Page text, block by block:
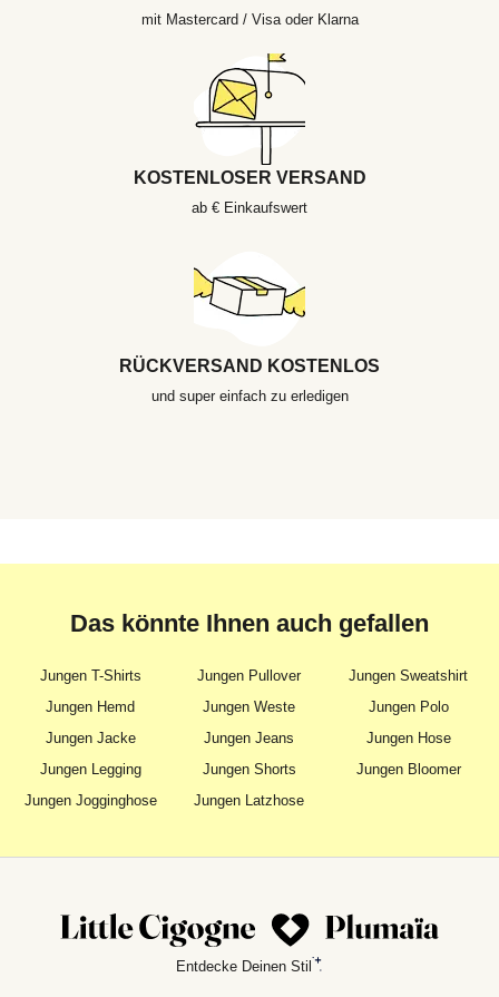
mit Mastercard / Visa oder Klarna
KOSTENLOSER VERSAND
ab € Einkaufswert
RÜCKVERSAND KOSTENLOS
und super einfach zu erledigen
Das könnte Ihnen auch gefallen
Jungen T-Shirts Jungen Pullover
Jungen Sweatshirt
Jungen Hemd
Jungen Weste
Jungen Polo
Jungen Jacke
Jungen Jeans
Jungen Hose
Jungen Legging
Jungen Shorts
Jungen Bloomer
Jungen Jogginghose
Jungen Latzhose
Entdecke Deinen Stil